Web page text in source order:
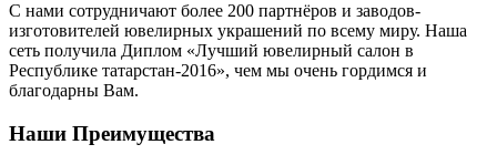
С нами сотрудничают более 200 партнёров и заводов-
изготовителей ювелирных украшений по всему миру. Наша
сеть получила Диплом «Лучший ювелирный салон в
Республике татарстан-2016», чем мы очень гордимся и
благодарны Вам.
Наши Преимущества